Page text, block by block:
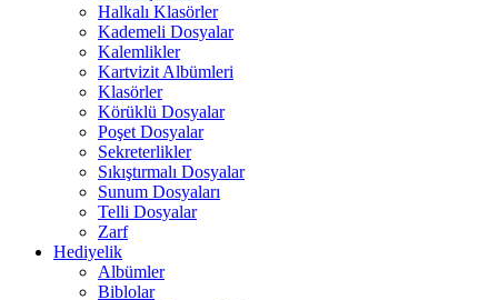
Halkalı Klasörler
Kademeli Dosyalar
Kalemlikler
Kartvizit Albümleri
Klasörler
Körüklü Dosyalar
Poşet Dosyalar
Sekreterlikler
Sıkıştırmalı Dosyalar
Sunum Dosyaları
Telli Dosyalar
Zarf
Hediyelik
Albümler
Biblolar